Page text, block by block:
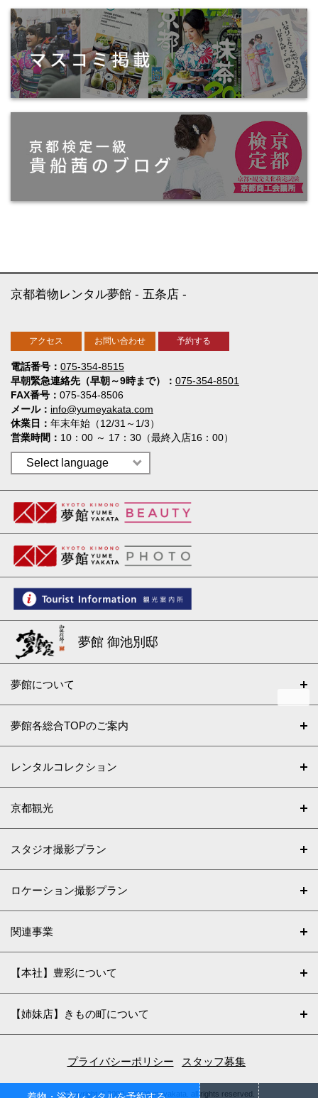
電話番号
075-354-8515
早朝緊急連絡先（早朝～9時まで）
075-354-8501
FAX番号
075-354-8506
メール
info@yumeyakata.com
休業日
年末年始（12/31～1/3）
営業時間
10：00 ～ 17：30（最終入店16：00）
京都着物レンタル夢館 五条店
アクセス お問い合わせ 予約する
夢館 御池別邸
夢館について
夢館各総合TOPのご案内
レンタルコレクション
京都観光
スタジオ撮影プラン
ロケーション撮影プラン
関連事業
【本社】豊彩について
【姉妹店】きもの町について
プライバシーポリシー スタッフ募集
Copyright © 2002-2026Yumeyakata. all rights reserved.